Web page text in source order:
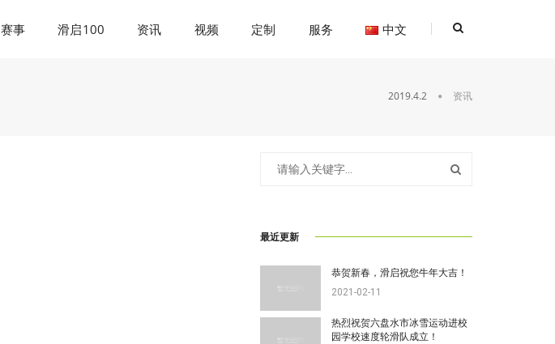
赛事 滑启100 资讯 视频 定制 服务 中文
2019.4.2 资讯
最近更新
恭贺新春，滑启祝您牛年大吉！
2021-02-11
热烈祝贺六盘水市冰雪运动进校
园学校速度轮滑队成立！